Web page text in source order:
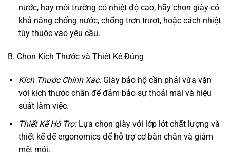
nước, hay môi trường có nhiệt độ cao, hãy chọn giày có
khả năng chống nước, chống trơn trượt, hoặc cách nhiệt
tùy thuộc vào yêu cầu.
B. Chọn Kích Thước và Thiết Kế Đúng
Kích Thước Chính Xác:Giày bảo hộ cần phải vừa vặn
với kích thước chân để đảm bảo sự thoải mái và hiệu
suất làm việc.
Thiết Kế Hỗ Trợ:Lựa chọn giày với lớp lót chất lượng và
thiết kế đế ergonomics để hỗ trợ cơ bàn chân và giảm
mệt mỏi.